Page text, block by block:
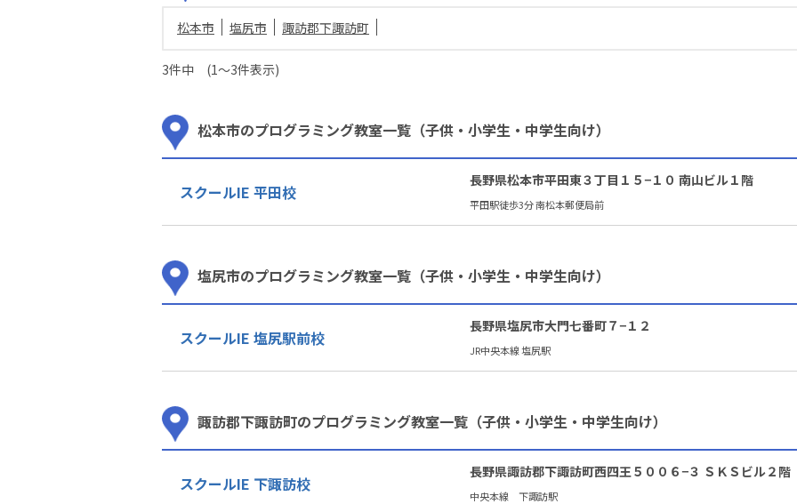
松本市 塩尻市 諏訪郡下諏訪町
3件中 (1～3件表示)
松本市のプログラミング教室一覧（子供・小学生・中学生向け）
スクールIE 平田校
長野県松本市平田東３丁目１５−１０ 南山ビル１階
平田駅徒歩3分 南松本郵便局前
塩尻市のプログラミング教室一覧（子供・小学生・中学生向け）
スクールIE 塩尻駅前校
長野県塩尻市大門七番町７−１２
JR中央本線 塩尻駅
諏訪郡下諏訪町のプログラミング教室一覧（子供・小学生・中学生向け）
スクールIE 下諏訪校
長野県諏訪郡下諏訪町西四王５００６−３ ＳＫＳビル２階
中央本線 下諏訪駅